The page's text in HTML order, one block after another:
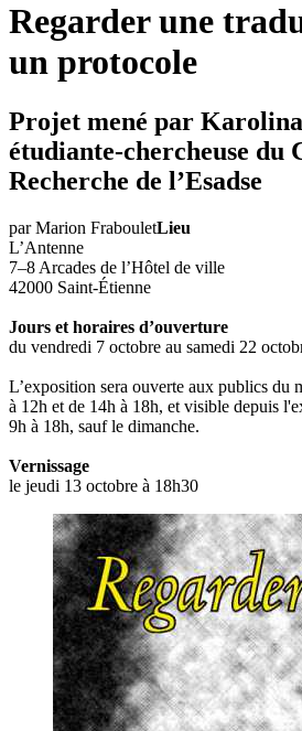
Regarder une
un protocole
Projet mené par
étudiante-chercheuse du
Recherche de l’Esadse
par Marion FrabouletLieu
L’Antenne
7–8 Arcades de l’Hôtel de ville
42000 Saint-Étienne
Jours et horaires d’ouverture
du vendredi 7 octobre au samedi 22
L’exposition sera ouverte aux publics du
à 12h et de 14h à 18h, et visible depuis
9h à 18h, sauf le dimanche.
Vernissage
le jeudi 13 octobre à 18h30